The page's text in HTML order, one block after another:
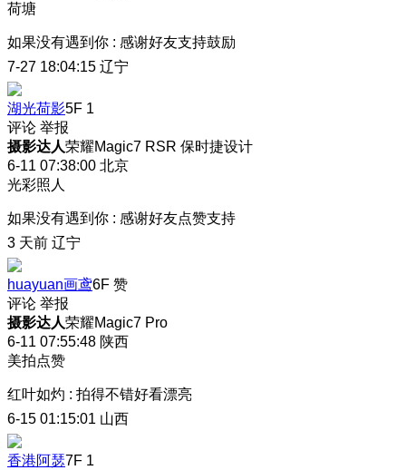
荷塘
如果没有遇到你 : 感谢好友支持鼓励
7-27 18:04:15 辽宁
湖光荷影5F 1
评论 举报
摄影达人荣耀Magic7 RSR 保时捷设计
6-11 07:38:00 北京
光彩照人
如果没有遇到你 : 感谢好友点赞支持
3 天前 辽宁
huayuan画鸢6F 赞
评论 举报
摄影达人荣耀Magic7 Pro
6-11 07:55:48 陕西
美拍点赞
红叶如灼 : 拍得不错好看漂亮
6-15 01:15:01 山西
香港阿瑟7F 1